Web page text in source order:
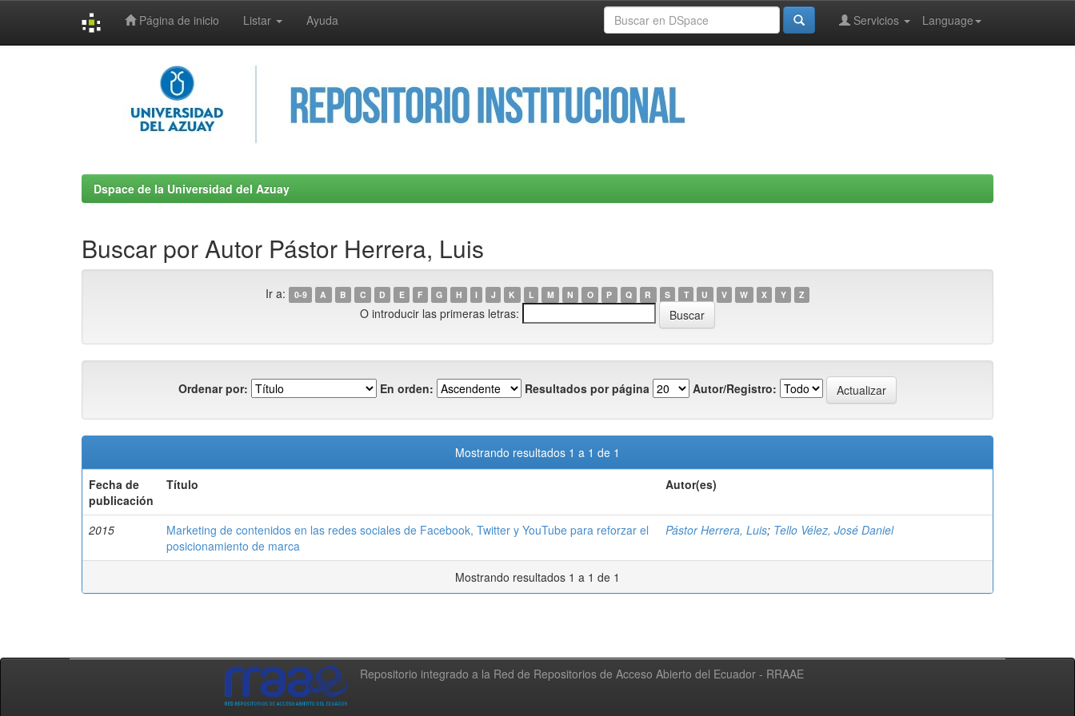
Página de inicio Listar Ayuda Language
Servicios
Dspace de la Universidad del Azuay
Buscar por Autor Pástor Herrera, Luis
Ir a: 0-9 A B C D E F G H I J K L M N O P Q R S T U V W X Y Z
O introducir las primeras letras:
Ordenar por: En orden: Resultados por página Autor/Registro:
Mostrando resultados 1 a 1 de 1
Fecha de
publicación
Título Autor(es)
2015
Marketing de contenidos en las redes sociales de Facebook, Twitter y YouTube para reforzar el
posicionamiento de marca
Pástor Herrera, Luis; Tello Vélez, José Daniel
Mostrando resultados 1 a 1 de 1
Repositorio integrado a la Red de Repositorios de Acceso Abierto del Ecuador - RRAAE